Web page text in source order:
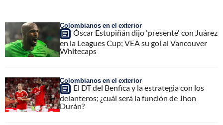
Colombianos en el exterior
Óscar Estupiñán dijo 'presente' con Juárez
en la Leagues Cup; VEA su gol al Vancouver
Whitecaps
Colombianos en el exterior
El DT del Benfica y la estrategia con los
delanteros; ¿cuál será la función de Jhon
Durán?